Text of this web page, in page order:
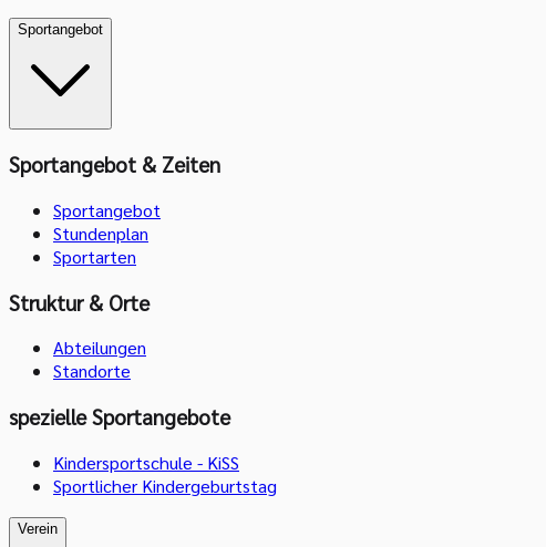
Sportangebot
Sportangebot & Zeiten
Sportangebot
Stundenplan
Sportarten
Struktur & Orte
Abteilungen
Standorte
spezielle Sportangebote
Kindersportschule - KiSS
Sportlicher Kindergeburtstag
Verein